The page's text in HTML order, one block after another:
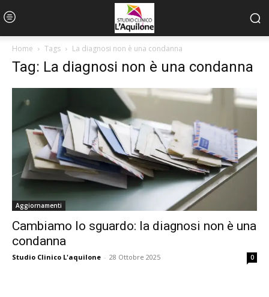
Home Tags La diagnosi non è una condanna
Tag: La diagnosi non è una condanna
Aggiornamenti
Cambiamo lo sguardo: la diagnosi non è una
condanna
Studio Clinico L'aquilone - 28 Ottobre 2025 0